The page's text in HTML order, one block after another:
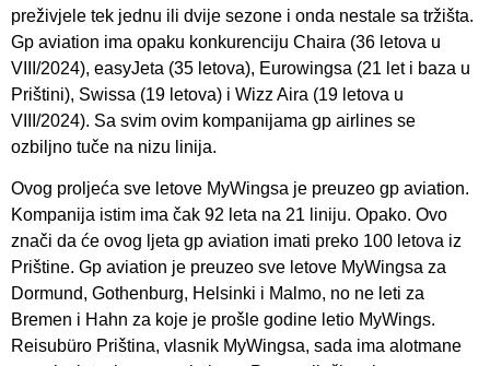
preživjele tek jednu ili dvije sezone i onda nestale sa tržišta.
Gp aviation ima opaku konkurenciju Chaira (36 letova u
VIII/2024), easyJeta (35 letova), Eurowingsa (21 let i baza u
Prištini), Swissa (19 letova) i Wizz Aira (19 letova u
VIII/2024). Sa svim ovim kompanijama gp airlines se
ozbiljno tuče na nizu linija.
Ovog proljeća sve letove MyWingsa je preuzeo gp aviation.
Kompanija istim ima čak 92 leta na 21 liniju. Opako. Ovo
znači da će ovog ljeta gp aviation imati preko 100 letova iz
Prištine. Gp aviation je preuzeo sve letove MyWingsa za
Dormund, Gothenburg, Helsinki i Malmo, no ne leti za
Bremen i Hahn za koje je prošle godine letio MyWings.
Reisubüro Priština, vlasnik MyWingsa, sada ima alotmane